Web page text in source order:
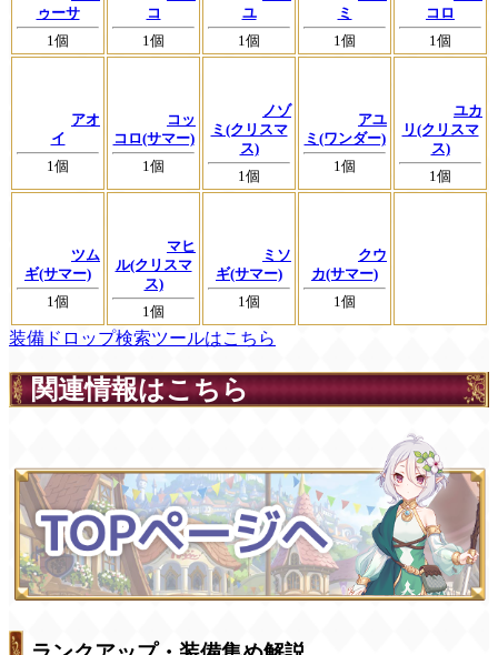
ゥーサ
1個
コ
1個
ユ
1個
ミ
1個
コロ
1個
アオ
イ
1個
コッ
コロ(サマー)
1個
ノゾ
ミ(クリスマ
ス)
1個
アユ
ミ(ワンダー)
1個
ユカ
リ(クリスマ
ス)
1個
ツム
ギ(サマー)
1個
マヒ
ル(クリスマ
ス)
1個
ミソ
ギ(サマー)
1個
クウ
カ(サマー)
1個
装備ドロップ検索ツールはこちら
関連情報はこちら